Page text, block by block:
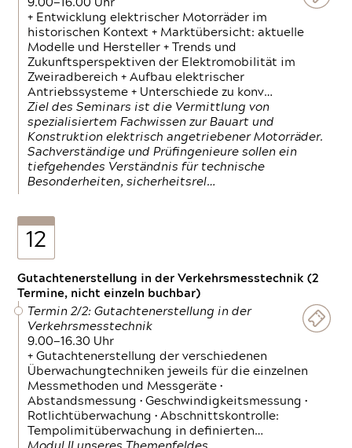
9.00—16.00 Uhr
+ Entwicklung elektrischer Motorräder im
historischen Kontext + Marktübersicht: aktuelle
Modelle und Hersteller + Trends und
Zukunftsperspektiven der Elektromobilität im
Zweiradbereich + Aufbau elektrischer
Antriebssysteme + Unterschiede zu konv…
Ziel des Seminars ist die Vermittlung von
spezialisiertem Fachwissen zur Bauart und
Konstruktion elektrisch angetriebener Motorräder.
Sachverständige und Prüfingenieure sollen ein
tiefgehendes Verständnis für technische
Besonderheiten, sicherheitsrel…
12
Gutachtenerstellung in der Verkehrsmesstechnik (2
Termine, nicht einzeln buchbar)
Termin 2/2: Gutachtenerstellung in der
Verkehrsmesstechnik
9.00—16.30 Uhr
+ Gutachtenerstellung der verschiedenen
Überwachungtechniken jeweils für die einzelnen
Messmethoden und Messgeräte •
Abstandsmessung • Geschwindigkeitsmessung •
Rotlichtüberwachung • Abschnittskontrolle:
Tempolimitüberwachung in definierten…